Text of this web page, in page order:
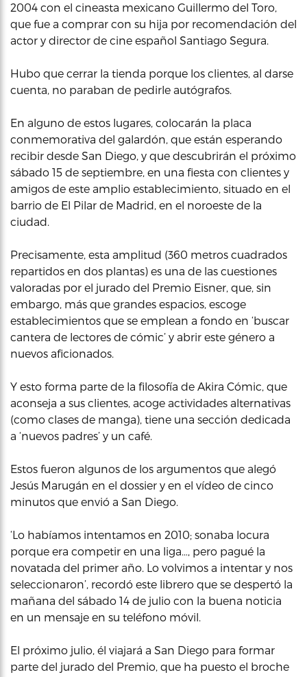
2004 con el cineasta mexicano Guillermo del Toro,
que fue a comprar con su hija por recomendación del
actor y director de cine español Santiago Segura.
Hubo que cerrar la tienda porque los clientes, al darse
cuenta, no paraban de pedirle autógrafos.
En alguno de estos lugares, colocarán la placa
conmemorativa del galardón, que están esperando
recibir desde San Diego, y que descubrirán el próximo
sábado 15 de septiembre, en una fiesta con clientes y
amigos de este amplio establecimiento, situado en el
barrio de El Pilar de Madrid, en el noroeste de la
ciudad.
Precisamente, esta amplitud (360 metros cuadrados
repartidos en dos plantas) es una de las cuestiones
valoradas por el jurado del Premio Eisner, que, sin
embargo, más que grandes espacios, escoge
establecimientos que se emplean a fondo en ‘buscar
cantera de lectores de cómic’ y abrir este género a
nuevos aficionados.
Y esto forma parte de la filosofía de Akira Cómic, que
aconseja a sus clientes, acoge actividades alternativas
(como clases de manga), tiene una sección dedicada
a ‘nuevos padres’ y un café.
Estos fueron algunos de los argumentos que alegó
Jesús Marugán en el dossier y en el vídeo de cinco
minutos que envió a San Diego.
‘Lo habíamos intentamos en 2010; sonaba locura
porque era competir en una liga…, pero pagué la
novatada del primer año. Lo volvimos a intentar y nos
seleccionaron’, recordó este librero que se despertó la
mañana del sábado 14 de julio con la buena noticia
en un mensaje en su teléfono móvil.
El próximo julio, él viajará a San Diego para formar
parte del jurado del Premio, que ha puesto el broche